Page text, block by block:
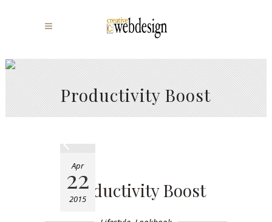
Productivity Boost
Apr
22
2015
Productivity Boost